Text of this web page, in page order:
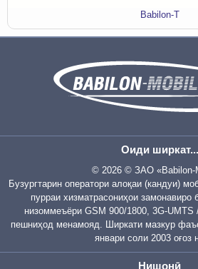
Babilon-T
Оиди ширкат...
© 2026 © ЗАО «Babilon-
Бузургтарин оператори алоқаи (кандуи)
пурраи хизматрасониҳои
низоммеъёри GSM 900/1800, 3G-UMTS
пешниҳод менамояд. Ширкати мазкур
январи соли 2003 оғоз
Нишонӣ